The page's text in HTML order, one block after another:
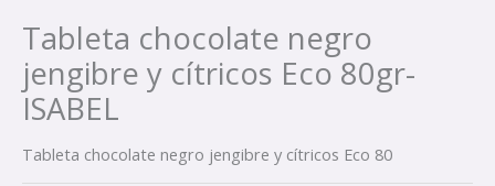
Tableta chocolate negro
jengibre y cítricos Eco 80gr-
ISABEL
Tableta chocolate negro jengibre y cítricos Eco 80